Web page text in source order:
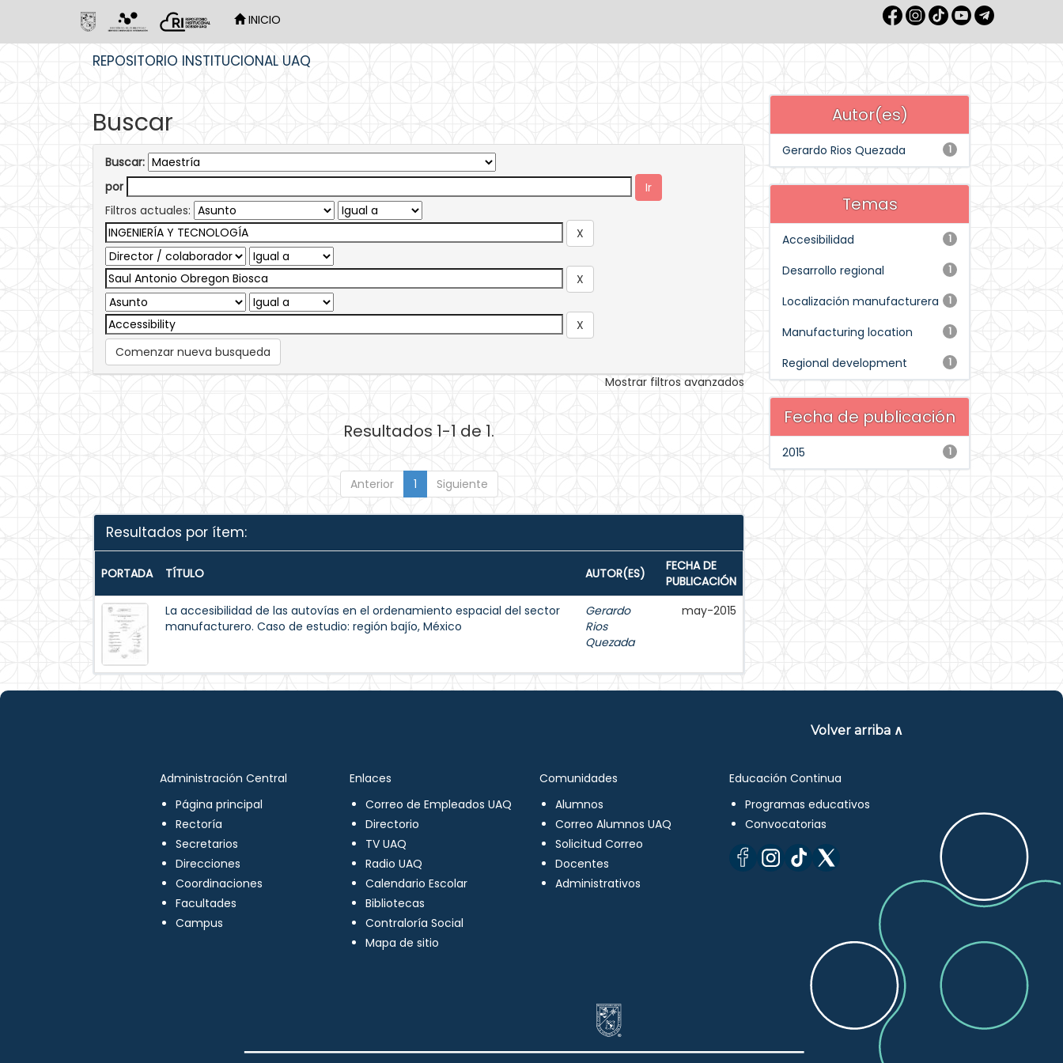
INICIO
REPOSITORIO INSTITUCIONAL UAQ
Buscar
Buscar:
por
Filtros actuales:
Comenzar nueva busqueda
Mostrar filtros avanzados
Resultados 1-1 de 1.
Anterior 1 Siguiente
Resultados por ítem:
PORTADA TÍTULO AUTOR(ES)
FECHA DE
PUBLICACIÓN
La accesibilidad de las autovías en el ordenamiento espacial del sector
manufacturero. Caso de estudio: región bajío, México
Gerardo
Rios
Quezada
may-2015
Autor(es)
1
Gerardo Rios Quezada
Temas
1
Accesibilidad
1
Desarrollo regional
1
Localización manufacturera
1
Manufacturing location
1
Regional development
Fecha de publicación
1
2015
Volver arriba ∧
Administración Central
Página principal
Rectoría
Secretarios
Direcciones
Coordinaciones
Facultades
Campus
Enlaces
Correo de Empleados UAQ
Directorio
TV UAQ
Radio UAQ
Calendario Escolar
Bibliotecas
Contraloría Social
Mapa de sitio
Comunidades
Alumnos
Correo Alumnos UAQ
Solicitud Correo
Docentes
Administrativos
Educación Continua
Programas educativos
Convocatorias